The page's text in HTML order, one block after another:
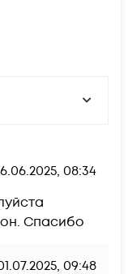
08:34
Спасибо
09:48